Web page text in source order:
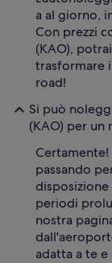
a al giorno,
Con prezzi
(KAO),
trasformare
road!
Si può
(KAO) per un
passando
periodi
nostra
adatta a te